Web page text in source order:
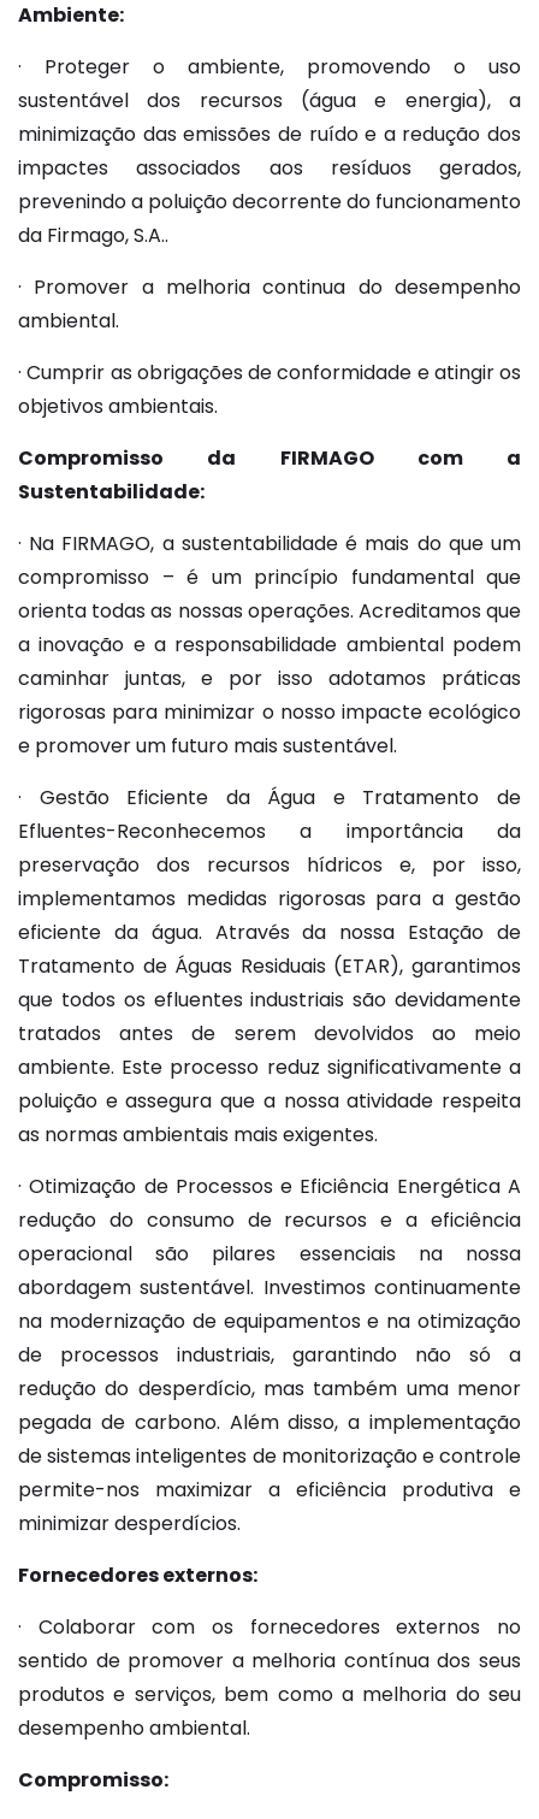
Ambiente:
· Proteger o ambiente, promovendo o uso
sustentável dos recursos (água e energia), a
minimização das emissões de ruído e a redução dos
impactes associados aos resíduos gerados,
prevenindo a poluição decorrente do funcionamento
da Firmago, S.A..
· Promover a melhoria continua do desempenho
ambiental.
· Cumprir as obrigações de conformidade e atingir os
objetivos ambientais.
Compromisso da FIRMAGO com a
Sustentabilidade:
· Na FIRMAGO, a sustentabilidade é mais do que um
compromisso – é um princípio fundamental que
orienta todas as nossas operações. Acreditamos que
a inovação e a responsabilidade ambiental podem
caminhar juntas, e por isso adotamos práticas
rigorosas para minimizar o nosso impacte ecológico
e promover um futuro mais sustentável.
· Gestão Eficiente da Água e Tratamento de
Efluentes-Reconhecemos a importância da
preservação dos recursos hídricos e, por isso,
implementamos medidas rigorosas para a gestão
eficiente da água. Através da nossa Estação de
Tratamento de Águas Residuais (ETAR), garantimos
que todos os efluentes industriais são devidamente
tratados antes de serem devolvidos ao meio
ambiente. Este processo reduz significativamente a
poluição e assegura que a nossa atividade respeita
as normas ambientais mais exigentes.
· Otimização de Processos e Eficiência Energética A
redução do consumo de recursos e a eficiência
operacional são pilares essenciais na nossa
abordagem sustentável. Investimos continuamente
na modernização de equipamentos e na otimização
de processos industriais, garantindo não só a
redução do desperdício, mas também uma menor
pegada de carbono. Além disso, a implementação
de sistemas inteligentes de monitorização e controle
permite-nos maximizar a eficiência produtiva e
minimizar desperdícios.
Fornecedores externos:
· Colaborar com os fornecedores externos no
sentido de promover a melhoria contínua dos seus
produtos e serviços, bem como a melhoria do seu
desempenho ambiental.
Compromisso: